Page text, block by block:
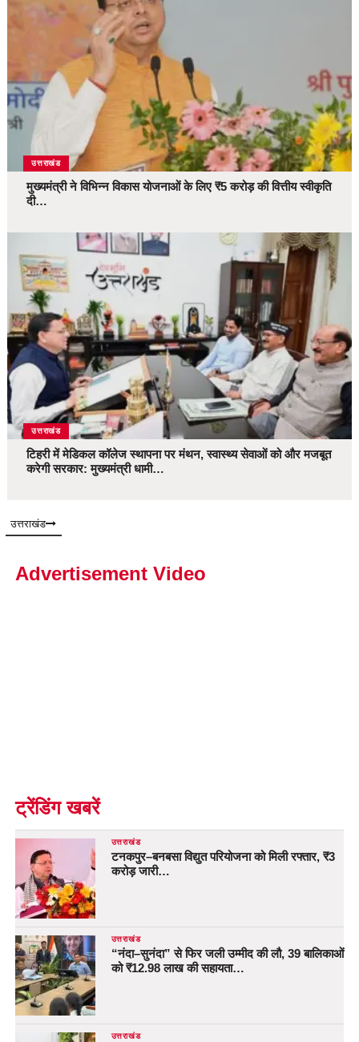
उत्तराखंड
मुख्यमंत्री ने विभिन्न विकास योजनाओं के लिए ₹5 करोड़ की वित्तीय स्वीकृति
दी…
उत्तराखंड
टिहरी में मेडिकल कॉलेज स्थापना पर मंथन, स्वास्थ्य सेवाओं को और मजबूत
करेगी सरकार: मुख्यमंत्री धामी…
उत्तराखंड
Advertisement Video
ट्रेंडिंग खबरें
उत्तराखंड
टनकपुर–बनबसा विद्युत परियोजना को मिली रफ्तार, ₹3
करोड़ जारी…
उत्तराखंड
“नंदा–सुनंदा” से फिर जली उम्मीद की लौ, 39 बालिकाओं
को ₹12.98 लाख की सहायता…
उत्तराखंड